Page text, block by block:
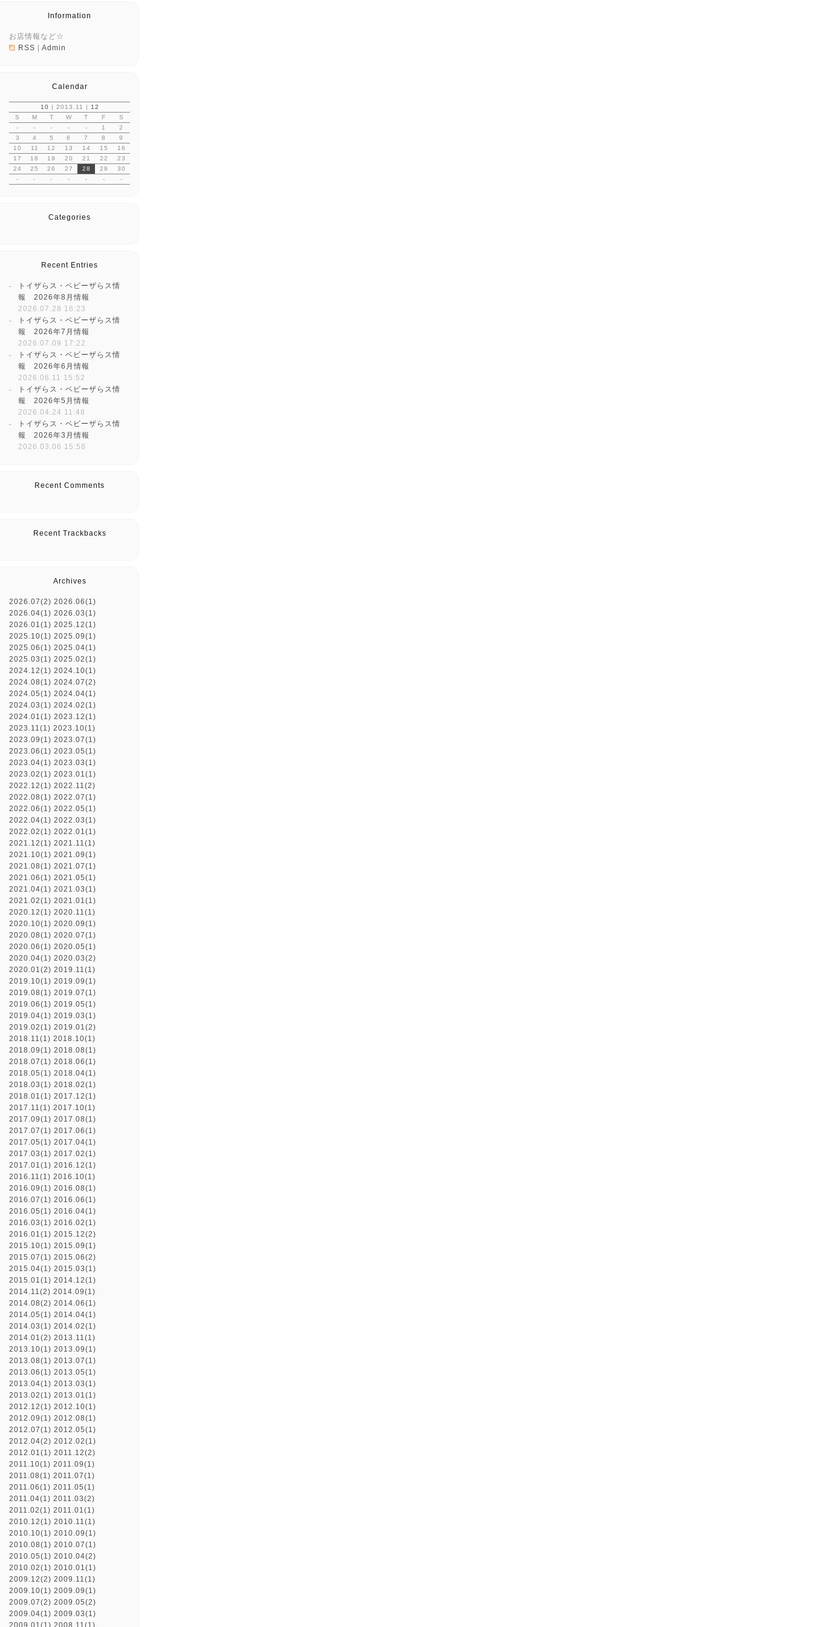
Information
お店情報など☆
RSS
Admin
Calendar
10 | 2013.11 |
12
S
M T W T F
S
-
- - - - 1
2
3
4 5 6 7 8
9
10
11 12 13 14 15
16
17
18 19 20 21 22
23
24
25 26 27 28 29
30
-
- - - - - -
Categories
Recent Entries
トイザらス・ベビーザらス情
報 2026年8月情報
2026.07.28 16:23
トイザらス・ベビーザらス情
報 2026年7月情報
2026.07.09 17:22
トイザらス・ベビーザらス情
報 2026年6月情報
2026.06.11 15:52
トイザらス・ベビーザらス情
報 2026年5月情報
2026.04.24 11:48
トイザらス・ベビーザらス情
報 2026年3月情報
2026.03.06 15:58
Recent Comments
Recent Trackbacks
Archives
2026.07(2) 2026.06(1)
2026.04(1) 2026.03(1)
2026.01(1) 2025.12(1)
2025.10(1) 2025.09(1)
2025.06(1) 2025.04(1)
2025.03(1) 2025.02(1)
2024.12(1) 2024.10(1)
2024.08(1) 2024.07(2)
2024.05(1) 2024.04(1)
2024.03(1) 2024.02(1)
2024.01(1) 2023.12(1)
2023.11(1) 2023.10(1)
2023.09(1) 2023.07(1)
2023.06(1) 2023.05(1)
2023.04(1) 2023.03(1)
2023.02(1) 2023.01(1)
2022.12(1) 2022.11(2)
2022.08(1) 2022.07(1)
2022.06(1) 2022.05(1)
2022.04(1) 2022.03(1)
2022.02(1) 2022.01(1)
2021.12(1) 2021.11(1)
2021.10(1) 2021.09(1)
2021.08(1) 2021.07(1)
2021.06(1) 2021.05(1)
2021.04(1) 2021.03(1)
2021.02(1) 2021.01(1)
2020.12(1) 2020.11(1)
2020.10(1) 2020.09(1)
2020.08(1) 2020.07(1)
2020.06(1) 2020.05(1)
2020.04(1) 2020.03(2)
2020.01(2) 2019.11(1)
2019.10(1) 2019.09(1)
2019.08(1) 2019.07(1)
2019.06(1) 2019.05(1)
2019.04(1) 2019.03(1)
2019.02(1) 2019.01(2)
2018.11(1) 2018.10(1)
2018.09(1) 2018.08(1)
2018.07(1) 2018.06(1)
2018.05(1) 2018.04(1)
2018.03(1) 2018.02(1)
2018.01(1) 2017.12(1)
2017.11(1) 2017.10(1)
2017.09(1) 2017.08(1)
2017.07(1) 2017.06(1)
2017.05(1) 2017.04(1)
2017.03(1) 2017.02(1)
2017.01(1) 2016.12(1)
2016.11(1) 2016.10(1)
2016.09(1) 2016.08(1)
2016.07(1) 2016.06(1)
2016.05(1) 2016.04(1)
2016.03(1) 2016.02(1)
2016.01(1) 2015.12(2)
2015.10(1) 2015.09(1)
2015.07(1) 2015.06(2)
2015.04(1) 2015.03(1)
2015.01(1) 2014.12(1)
2014.11(2) 2014.09(1)
2014.08(2) 2014.06(1)
2014.05(1) 2014.04(1)
2014.03(1) 2014.02(1)
2014.01(2) 2013.11(1)
2013.10(1) 2013.09(1)
2013.08(1) 2013.07(1)
2013.06(1) 2013.05(1)
2013.04(1) 2013.03(1)
2013.02(1) 2013.01(1)
2012.12(1) 2012.10(1)
2012.09(1) 2012.08(1)
2012.07(1) 2012.05(1)
2012.04(2) 2012.02(1)
2012.01(1) 2011.12(2)
2011.10(1) 2011.09(1)
2011.08(1) 2011.07(1)
2011.06(1) 2011.05(1)
2011.04(1) 2011.03(2)
2011.02(1) 2011.01(1)
2010.12(1) 2010.11(1)
2010.10(1) 2010.09(1)
2010.08(1) 2010.07(1)
2010.05(1) 2010.04(2)
2010.02(1) 2010.01(1)
2009.12(2) 2009.11(1)
2009.10(1) 2009.09(1)
2009.07(2) 2009.05(2)
2009.04(1) 2009.03(1)
2009.01(1) 2008.11(1)